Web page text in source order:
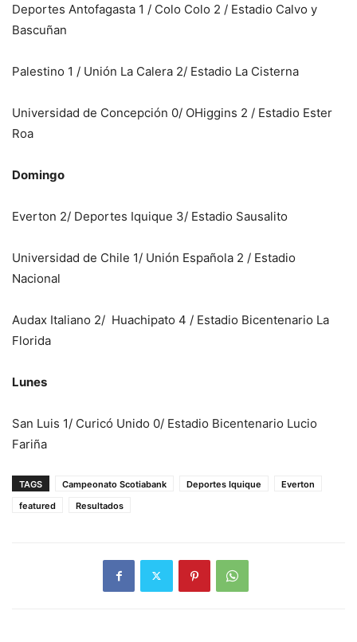
Deportes Antofagasta 1 / Colo Colo 2 / Estadio Calvo y
Bascuñan
Palestino 1 / Unión La Calera 2/ Estadio La Cisterna
Universidad de Concepción 0/ OHiggins 2 / Estadio Ester
Roa
Domingo
Everton 2/ Deportes Iquique 3/ Estadio Sausalito
Universidad de Chile 1/ Unión Española 2 / Estadio
Nacional
Audax Italiano 2/ Huachipato 4 / Estadio Bicentenario La
Florida
Lunes
San Luis 1/ Curicó Unido 0/ Estadio Bicentenario Lucio
Fariña
TAGS Campeonato Scotiabank Deportes Iquique
Everton
featured
Resultados